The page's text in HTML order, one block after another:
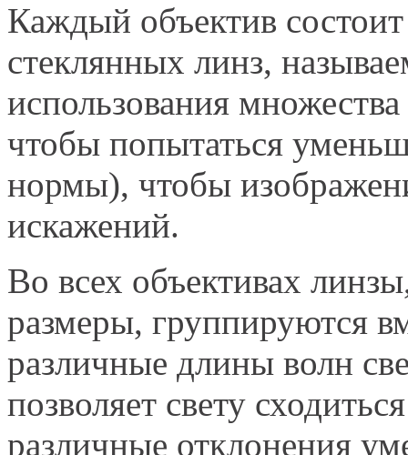
Каждый объектив
стеклянных линз,
использования
чтобы попытаться
нормы), чтобы
искажений.
Во всех объективах
размеры, группируются
различные длины волн
позволяет свету
различные отклонения